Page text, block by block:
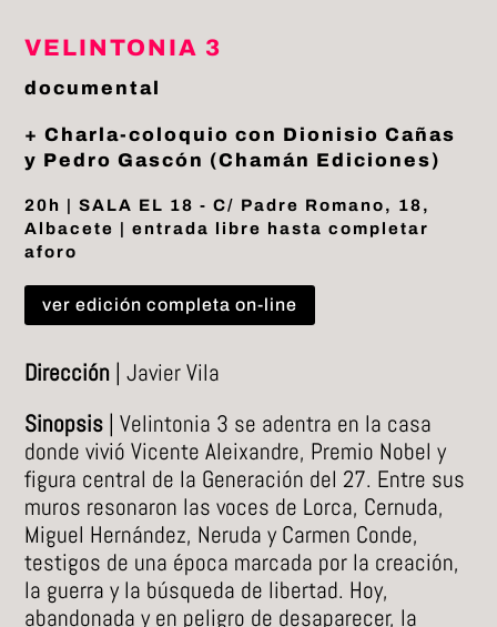
VELINTONIA 3
documental
+ Charla-coloquio con Dionisio Cañas
y Pedro Gascón (Chamán Ediciones)
20h | SALA EL 18 - C/ Padre Romano, 18,
Albacete | entrada libre hasta completar
aforo
ver edición completa on-line
Dirección | Javier Vila
Sinopsis | Velintonia 3 se adentra en la casa
donde vivió Vicente Aleixandre, Premio Nobel y
figura central de la Generación del 27. Entre sus
muros resonaron las voces de Lorca, Cernuda,
Miguel Hernández, Neruda y Carmen Conde,
testigos de una época marcada por la creación,
la guerra y la búsqueda de libertad. Hoy,
abandonada y en peligro de desaparecer, la